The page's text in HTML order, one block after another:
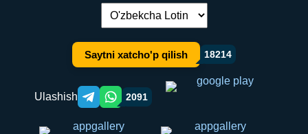
Tilni almashtirish:
Saytni xatcho'p qilish 18214
Ulashish Telegram orqali ulashish
WhatsApp orqali ulashish
2091